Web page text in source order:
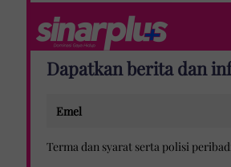
Dapatkan berita dan
Terma dan syarat serta polisi